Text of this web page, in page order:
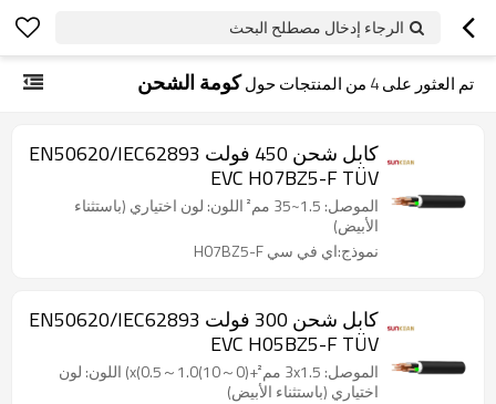
الرجاء إدخال مصطلح البحث
تم العثور على4 من المنتجات حولكومة الشحن
كابل شحن 450 فولت EN50620/IEC62893
EVC H07BZ5-F TÜV
الموصل: 1.5~35 مم² اللون: لون اختياري (باستثناء
الأبيض)
نموذج:اي في سي H07BZ5-F
كابل شحن 300 فولت EN50620/IEC62893
EVC H05BZ5-F TÜV
الموصل: 3x1.5 مم²+(0～10)x(0.5～1.0) اللون: لون
اختياري (باستثناء الأبيض)